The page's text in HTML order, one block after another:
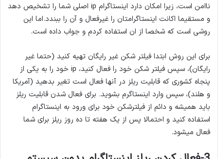
ناامن است، زیرا امکان دارد اینستاگرام ip اصلی شما را تشخیص دهد
و مستقیما اکانت اینستاگرامتان را غیرفعال و آن را ببندد.اما این
روشی است که شخصا از ان استفاده کردم و جواب داده است.
برای این روش ابتدا فیلتر شکن غیر رایگان تهیه کنید (حتما غیر
رایگان)، سپس فیلتر شکن خود را فعال کنید، ip خود را به یکی از
پنجاه کشوری که قابلیت ریلز در آنها فعال است تغیر بدهید (آمریکا
و هلند)، سپس وارد اینستاگرم بشوید. برای فعال شدن قابلیت ریلز
باید همیشه و دائم از فیلترشکن خود برای ورود به اینستاگرام
استفاده کنید و احتمالا پس از یک هفته تا ده روز ریلز برای شما
فعال میشود.